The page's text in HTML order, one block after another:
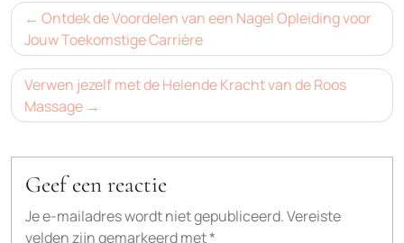
Bericht
navigatie
Ontdek de Voordelen van een Nagel Opleiding voor
Jouw Toekomstige Carrière
Verwen jezelf met de Helende Kracht van de Roos
Massage
Geef een reactie
Je e-mailadres wordt niet gepubliceerd.Vereiste
velden zijn gemarkeerd met*